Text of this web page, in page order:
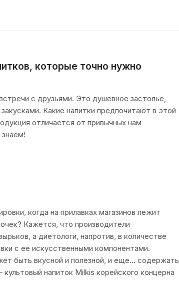
которые точно нужно
с друзьями. Это душевное застолье,
Какие напитки предпочитают в этой
отличается от привычных нам
когда на прилавках магазинов лежит
Кажется, что производители
а диетологи, напротив, в количестве
с ее искусственными компонентами.
быть вкусной и полезной, и еще… содержать
напиток Milkis корейского концерна